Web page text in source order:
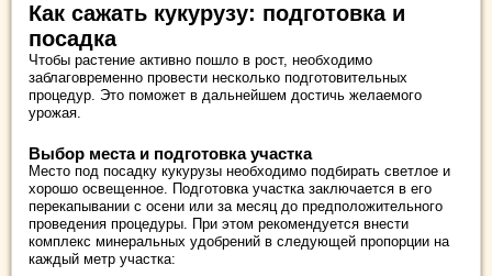
Как сажать кукурузу: подготовка и
посадка
Чтобы растение активно пошло в рост, необходимо
заблаговременно провести несколько подготовительных
процедур. Это поможет в дальнейшем достичь желаемого
урожая.
Выбор места и подготовка участка
Место под посадку кукурузы необходимо подбирать светлое и
хорошо освещенное. Подготовка участка заключается в его
перекапывании с осени или за месяц до предположительного
проведения процедуры. При этом рекомендуется внести
комплекс минеральных удобрений в следующей пропорции на
каждый метр участка: